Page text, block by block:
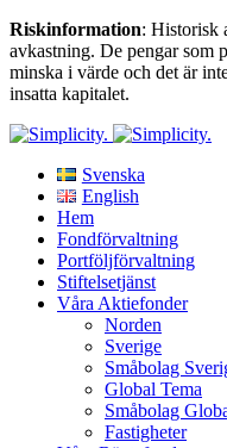
Riskinformation: Historisk
avkastning. De pengar som
minska i värde och det är
insatta kapitalet.
Svenska
English
Hem
Fondförvaltning
Portföljförvaltning
Stiftelsetjänst
Våra Aktiefonder
Norden
Sverige
Småbolag
Global Tema
Småbolag
Fastigheter